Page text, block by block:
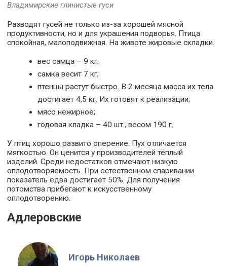
Владимирские глинистые гуси
Разводят гусей не только из-за хорошей мясной
продуктивности, но и для украшения подворья. Птица
спокойная, малоподвижная. На животе жировые складки.
вес самца – 9 кг;
самка весит 7 кг;
птенцы растут быстро. В 2 месяца масса их тела
достигает 4,5 кг. Их готовят к реализации;
мясо нежирное;
годовая кладка – 40 шт., весом 190 г.
У птиц хорошо развито оперение. Пух отличается
мягкостью. Он ценится у производителей тёплый
изделий. Среди недостатков отмечают низкую
оплодотворяемость. При естественном спаривании
показатель едва достигает 50%. Для получения
потомства прибегают к искусственному
оплодотворению.
Адлеровские
Игорь Николаев